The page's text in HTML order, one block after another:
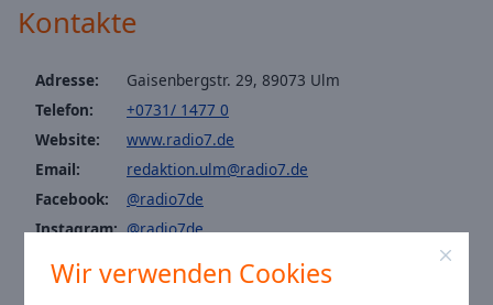
Wir verwenden Cookies
Area
Color
Opacity
Font
Size
Kontakte
Adresse:
Gaisenbergstr. 29, 89073 Ulm
Telefon:
+0731/ 1477 0
Website:
www.radio7.de
Email:
redaktion.ulm@radio7.de
Facebook:
@radio7de
Instagram: @radio7de
Tiktok:
@radio7online
Youtube:
@radio7kanal